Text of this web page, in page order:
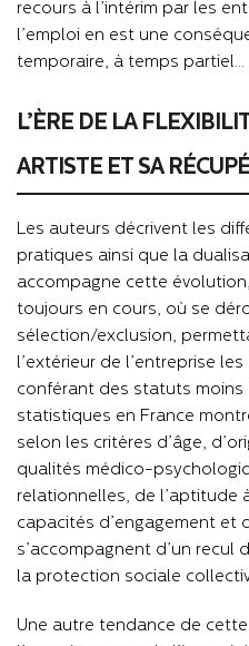
recours à l’intérim par les
l’emploi en est une
temporaire, à temps partiel…
L’ÈRE DE LA
ARTISTE ET SA
Les auteurs décrivent les
pratiques ainsi que la
accompagne cette
toujours en cours, où se
sélection/exclusion,
l’extérieur de l’entreprise
conférant des statuts moins
statistiques en France
selon les critères d’âge,
qualités médico-
relationnelles, de l’aptitude
capacités d’engagement et
s’accompagnent d’un recul
la protection sociale
Une autre tendance de